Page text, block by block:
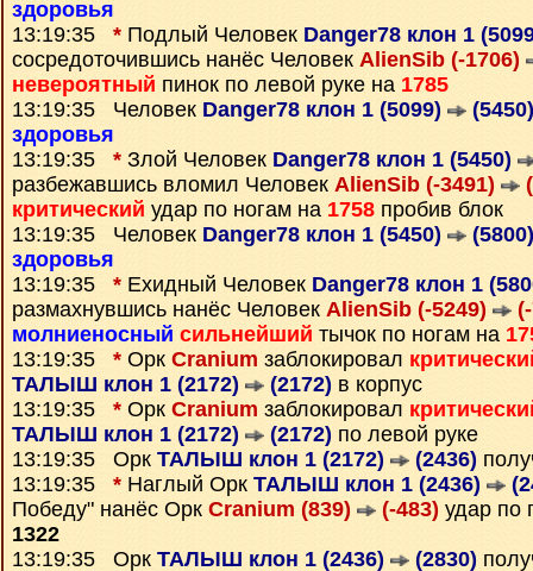
здоровья
13:19:35 * Подлый Человек Danger78 клон 1
сосредоточившись нанёс Человек AlienSib (-1706)
невероятный пинок по левой руке на 1785
13:19:35 Человек Danger78 клон 1 (5099)
(5450)
здоровья
13:19:35 * Злой Человек Danger78 клон 1 (5450)
разбежавшись вломил Человек AlienSib (-3491)
критический удар по ногам на 1758 пробив блок
13:19:35 Человек Danger78 клон 1 (5450)
(5800)
здоровья
13:19:35 * Ехидный Человек Danger78 клон 1
размахнувшись нанёс Человек AlienSib (-5249)
молниеносный сильнейший тычок по ногам на
13:19:35 * Орк Cranium заблокировал
ТАЛЫШ клон 1 (2172)
(2172) в корпус
13:19:35 * Орк Cranium заблокировал
ТАЛЫШ клон 1 (2172)
(2172) по левой руке
13:19:35 Орк ТАЛЫШ клон 1 (2172) (2436)
13:19:35 * Наглый Орк ТАЛЫШ клон 1 (2436)
Победу" нанёс Орк Cranium (839) (-483) удар по
1322
13:19:35 Орк ТАЛЫШ клон 1 (2436) (2830)